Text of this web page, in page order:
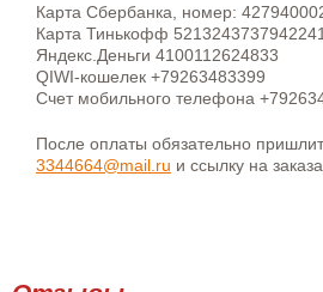
Карта Сбербанка, номер:
Карта Тинькофф 5213243737942241
Яндекс.Деньги 4100112624833
QIWI-кошелек +79263483399
Счет мобильного телефона
После оплаты обязательно
3344664@mail.ru и ссылку на